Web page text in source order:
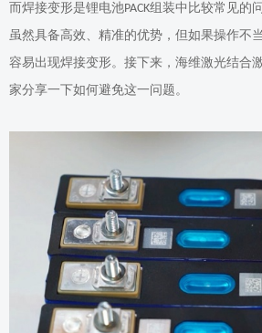
而焊接变形是锂电池PACK组装中比较常见的
虽然具备高效、精准的优势，但如果操作不
容易出现焊接变形。接下来， 海维激光结合
家分享一下如何避免这一问题。